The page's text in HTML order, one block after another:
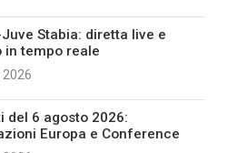
Stabia: diretta live e
in tempo reale
del 6 agosto 2026:
Europa e Conference